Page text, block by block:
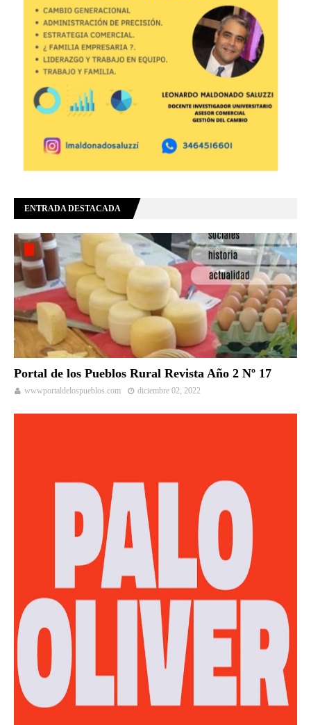
ENTRADA DESTACADA
Portal de los Pueblos Rural Revista Año 2 Nº 17
wwwportaldelospueblos.com diciembre 02, 2022